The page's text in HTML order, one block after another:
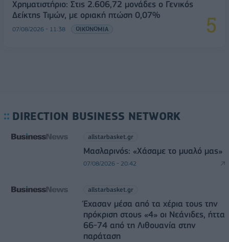
Χρηματιστήριο: Στις 2.606,72 μονάδες ο Γενικός
Δείκτης Τιμών, με οριακή πτώση 0,07%
07/08/2026 - 11:38 ΟΙΚΟΝΟΜΙΑ
DIRECTION BUSINESS NETWORK
allstarbasket.gr
Μασλαρινός: «Χάσαμε το μυαλό μας»
07/08/2026 - 20:42
allstarbasket.gr
Έχασαν μέσα από τα χέρια τους την
πρόκριση στους «4» οι Νεάνιδες, ήττα
66-74 από τη Λιθουανία στην
παράταση